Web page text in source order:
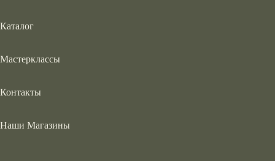
Каталог
Мастерклассы
Контакты
Наши Магазины